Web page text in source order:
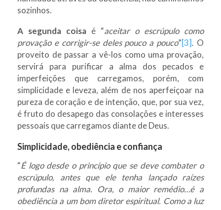
sozinhos.
A segunda coisa é “aceitar o escrúpulo como
provação e corrigir-se deles pouco a pouco”[3]. O
proveito de passar a vê-los como uma provação,
servirá para purificar a alma dos pecados e
imperfeições que carregamos, porém, com
simplicidade e leveza, além de nos aperfeiçoar na
pureza de coração e de intenção, que, por sua vez,
é fruto do desapego das consolações e interesses
pessoais que carregamos diante de Deus.
Simplicidade, obediência e confiança
“É logo desde o princípio que se deve combater o
escrúpulo, antes que ele tenha lançado raízes
profundas na alma. Ora, o maior remédio…é a
obediência a um bom diretor espiritual. Como a luz